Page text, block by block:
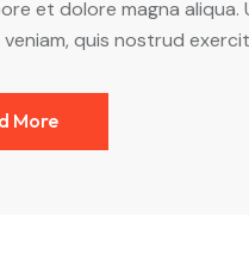
et dolore magna aliqua.
veniam, quis nostrud
More